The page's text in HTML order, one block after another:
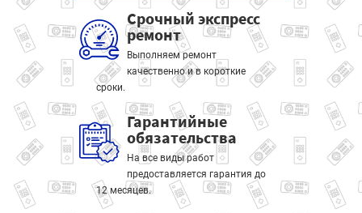
Срочный экспресс
ремонт
Выполняем ремонт
качественно и в короткие
сроки.
Гарантийные
обязательства
На все виды работ
предоставляется гарантия до
12 месяцев.